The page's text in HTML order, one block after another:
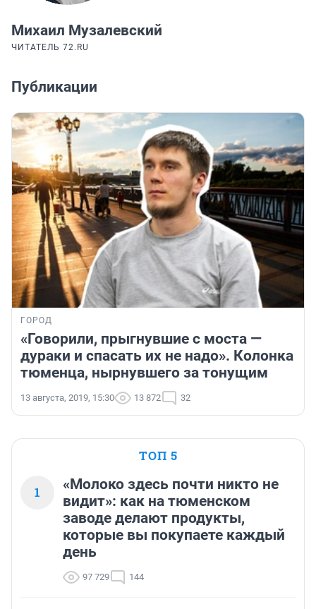
Михаил Музалевский
ЧИТАТЕЛЬ 72.RU
Публикации
ГОРОД
«Говорили, прыгнувшие с моста —
дураки и спасать их не надо». Колонка
тюменца, нырнувшего за тонущим
13 августа, 2019, 15:30 13 872 32
ТОП 5
1
«Молоко здесь почти никто не
видит»: как на тюменском
заводе делают продукты,
которые вы покупаете каждый
день
97 729 144